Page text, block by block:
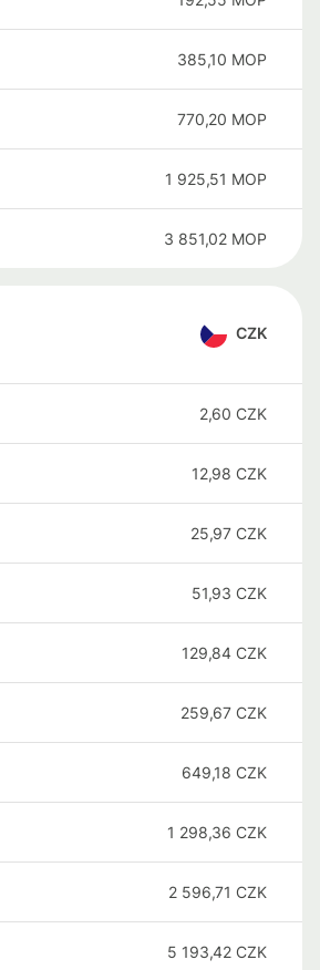
385,10 MOP
770,20 MOP
1 925,51 MOP
3 851,02 MOP
CZK
2,60 CZK
12,98 CZK
25,97 CZK
51,93 CZK
129,84 CZK
259,67 CZK
649,18 CZK
1 298,36 CZK
2 596,71 CZK
5 193,42 CZK